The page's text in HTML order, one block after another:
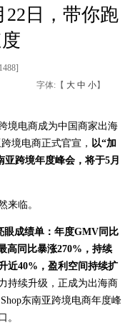
日，带你跑
]
字体:【 大 中 小】
境电商成为中国商家出海
境电商正式官宣， 以“加
亚跨境年度峰会，将于5月
来临。
眼成绩单：年度GMV 同比
高同比暴涨270% ，持续
近40% ，盈利空间持续扩
持续升级，正成为出海商
东南亚跨境电商年度峰
。